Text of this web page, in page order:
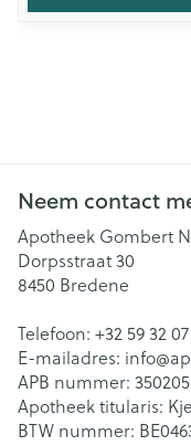
Neem contact
Apotheek Gombert
Dorpsstraat 30
8450 Bredene
Telefoon: +32 59 32
E-mailadres: info@
APB nummer: 350205
Apotheek titularis:
BTW nummer: